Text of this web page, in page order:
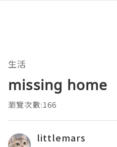
生活
missing home
瀏覽次數:166
littlemars